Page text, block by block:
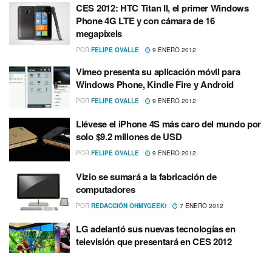
CES 2012: HTC Titan II, el primer Windows
Phone 4G LTE y con cámara de 16
megapixels
POR FELIPE OVALLE 9 ENERO 2012
Vimeo presenta su aplicación móvil para
Windows Phone, Kindle Fire y Android
POR FELIPE OVALLE 9 ENERO 2012
Llévese el iPhone 4S más caro del mundo por
solo $9.2 millones de USD
POR FELIPE OVALLE 9 ENERO 2012
Vizio se sumará a la fabricación de
computadores
POR REDACCIÓN OHMYGEEK! 7 ENERO 2012
LG adelantó sus nuevas tecnologí­as en
televisión que presentará en CES 2012